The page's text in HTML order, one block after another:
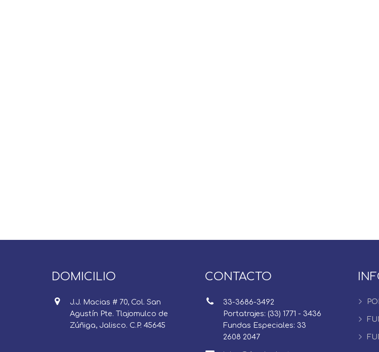
DOMICILIO
J.J. Macias # 70, Col. San
Agustín Pte. Tlajomulco de
Zúñiga, Jalisco. C.P. 45645
CONTACTO
33-3686-3492
Portatrajes: (33) 1771 - 3436
Fundas Especiales: 33
2608 2047